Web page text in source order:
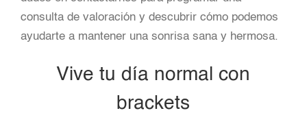
consulta de valoración y descubrir cómo podemos
ayudarte a mantener una sonrisa sana y hermosa.
Vive tu día normal con
brackets